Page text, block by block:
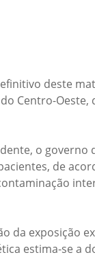
deste
Centro-Oeste,
o governo
de
da exposição
estima-se a